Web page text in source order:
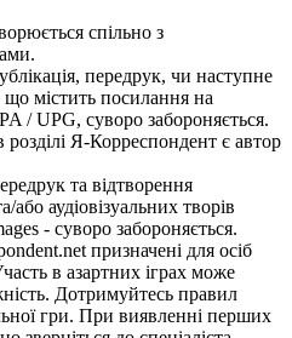
спільно з
передрук, чи наступне
містить посилання на
/ UPG, суворо забороняється.
Я-Корреспондент є автор
та відтворення
або аудіовізуальних творів
- суворо забороняється.
призначені для осіб
в азартних іграх може
Дотримуйтесь правил
гри. При виявленні перших